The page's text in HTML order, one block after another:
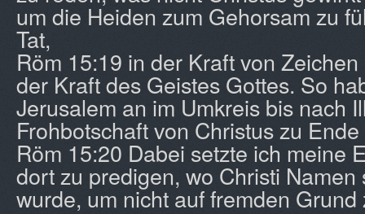
um die Heiden zum Gehorsam zu
Tat,
Röm 15:19 in der Kraft von
der Kraft des Geistes Gottes. So
Jerusalem an im Umkreis bis nach
Frohbotschaft von Christus zu
Röm 15:20 Dabei setzte ich meine
dort zu predigen, wo Christi
wurde, um nicht auf fremden